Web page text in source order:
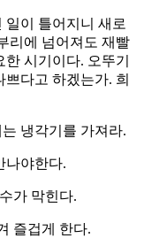
일이 틀어지니 새로
리에 넘어져도 재빨
시기이다. 오뚜기
다고 하겠는가. 희
냉각기를 가져라.
나야한다.
가 막힌다.
즐겁게 한다.